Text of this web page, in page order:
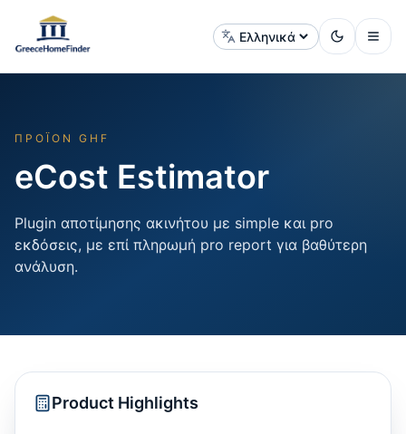
Αλλαγή γλώσσας
ΠΡΟΪΌΝ GHF
eCost Estimator
Plugin αποτίμησης ακινήτου με simple και pro
εκδόσεις, με επί πληρωμή pro report για βαθύτερη
ανάλυση.
Product Highlights